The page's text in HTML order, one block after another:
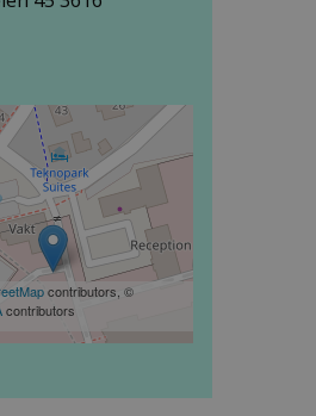
contributors, ©
contributors